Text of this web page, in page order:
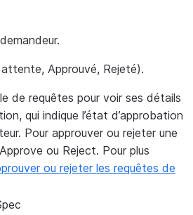
Approuvé, Rejeté).
de requêtes pour voir ses détails
qui indique l’état d’approbation
Pour approuver ou rejeter une
Approve ou Reject. Pour plus
ou rejeter les requêtes de